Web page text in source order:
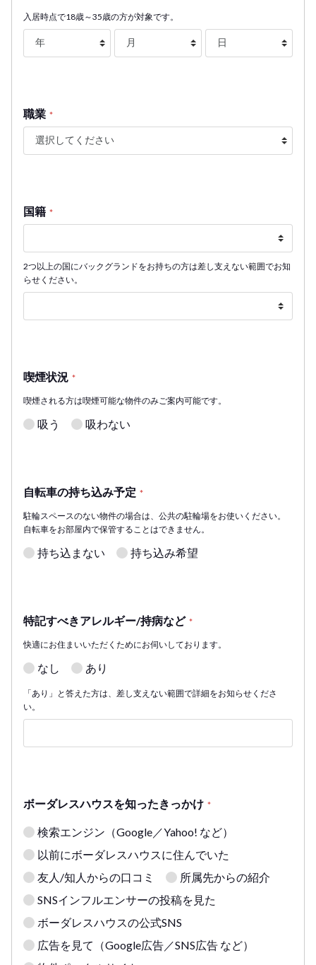
入居時点で18歳～35歳の方が対象です。
職業 *
国籍 *
2つ以上の国にバックグランドをお持ちの方は差し支えない範囲でお知
らせください。
喫煙状況 *
喫煙される方は喫煙可能な物件のみご案内可能です。
吸う 吸わない
自転車の持ち込み予定 *
駐輪スペースのない物件の場合は、公共の駐輪場をお使いください。
自転車をお部屋内で保管することはできません。
持ち込まない 持ち込み希望
特記すべきアレルギー/持病など *
快適にお住まいいただくためにお伺いしております。
なし あり
「あり」と答えた方は、差し支えない範囲で詳細をお知らせくださ
い。
ボーダレスハウスを知ったきっかけ *
検索エンジン（Google／Yahoo! など）
以前にボーダレスハウスに住んでいた
友人/知人からの口コミ
所属先からの紹介
SNSインフルエンサーの投稿を見た
ボーダレスハウスの公式SNS
広告を見て（Google広告／SNS広告 など）